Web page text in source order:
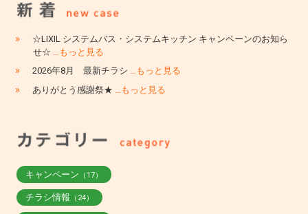
»
☆LIXIL システムバス・システムキッチン キャンペーンのお知ら
せ☆ …もっと見る
» 2026年8月 最新チラシ …もっと見る
» ありがとう感謝祭★ …もっと見る
キャンペーン （17）
チラシ情報 （24）